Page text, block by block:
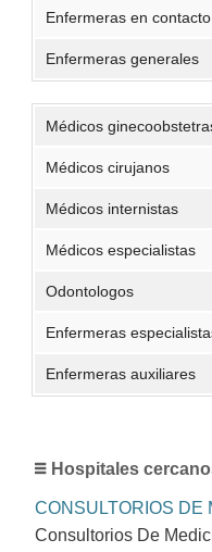
Enfermeras en
Enfermeras generales
Médicos
Médicos cirujanos
Médicos internistas
Médicos especialistas
Odontologos
Enfermeras
Enfermeras auxiliares
Hospitales
CONSULTORIOS DE
Consultorios De